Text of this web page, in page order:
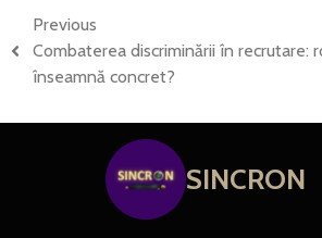
Previous
Combaterea discriminării în recrutare:
înseamnă concret?
SINCRON